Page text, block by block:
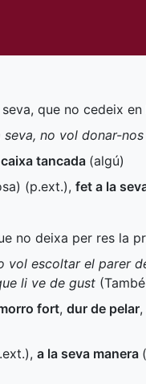
que no cedeix
no vol donar-
tancada (algú)
(p.ext.), fet a la
no deixa per res la
vol escoltar el parer
li ve de gust
fort, dur de pelar,
), a la seva manera (